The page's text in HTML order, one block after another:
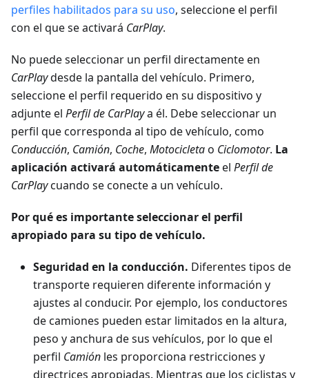
perfiles habilitados para su uso, seleccione el perfil
con el que se activará CarPlay.
No puede seleccionar un perfil directamente en
CarPlaydesde la pantalla del vehículo. Primero,
seleccione el perfil requerido en su dispositivo y
adjunte el Perfil de CarPlaya él. Debe seleccionar un
perfil que corresponda al tipo de vehículo, como
Conducción, Camión, Coche, Motocicletao Ciclomotor. La
aplicación activará automáticamenteel Perfil de
CarPlaycuando se conecte a un vehículo.
Por qué es importante seleccionar el perfil
apropiado para su tipo de vehículo.
Seguridad en la conducción. Diferentes tipos de
transporte requieren diferente información y
ajustes al conducir. Por ejemplo, los conductores
de camiones pueden estar limitados en la altura,
peso y anchura de sus vehículos, por lo que el
perfil Camión les proporciona restricciones y
directrices apropiadas. Mientras que los ciclistas y